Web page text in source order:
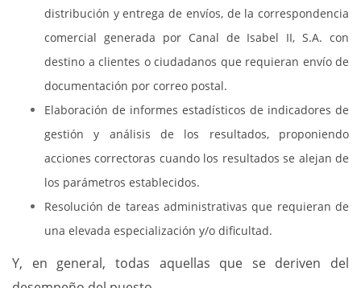
distribución y entrega de envíos, de la correspondencia
comercial generada por Canal de Isabel II, S.A. con
destino a clientes o ciudadanos que requieran envío de
documentación por correo postal.
Elaboración de informes estadísticos de indicadores de
gestión y análisis de los resultados, proponiendo
acciones correctoras cuando los resultados se alejan de
los parámetros establecidos.
Resolución de tareas administrativas que requieran de
una elevada especialización y/o dificultad.
Y, en general, todas aquellas que se deriven del